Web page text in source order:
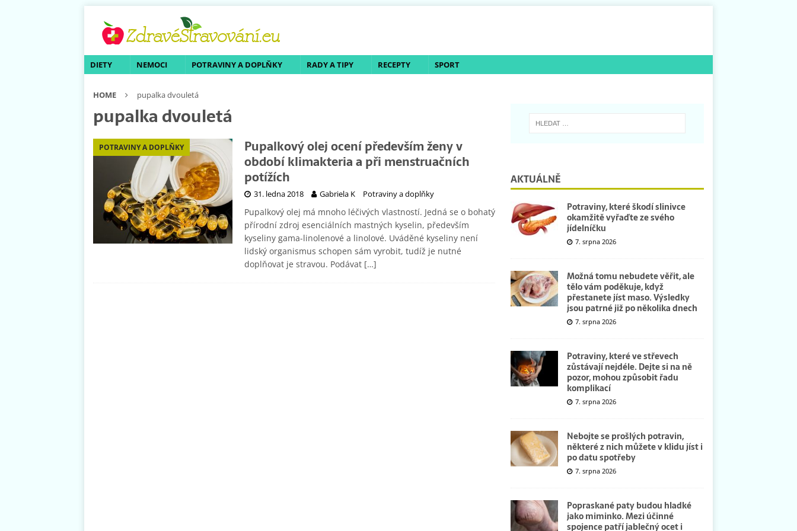
DIETY NEMOCI POTRAVINY A DOPLŇKY RADY A TIPY RECEPTY SPORT
HOME pupalka dvouletá
pupalka dvouletá
POTRAVINY A DOPLŇKY
Pupalkový olej ocení především ženy v
období klimakteria a při menstruačních
potížích
31. ledna 2018 Gabriela K Potraviny a doplňky
Pupalkový olej má mnoho léčivých vlastností. Jedná se o bohatý
přírodní zdroj esenciálních mastných kyselin, především
kyseliny gama-linolenové a linolové. Uváděné kyseliny není
lidský organismus schopen sám vyrobit, tudíž je nutné
doplňovat je stravou. Podávat […]
AKTUÁLNĚ
Potraviny, které škodí slinivce
okamžitě vyřaďte ze svého
jídelníčku
7. srpna 2026
Možná tomu nebudete věřit, ale
tělo vám poděkuje, když
přestanete jíst maso. Výsledky
jsou patrné již po několika dnech
7. srpna 2026
Potraviny, které ve střevech
zůstávají nejdéle. Dejte si na ně
pozor, mohou způsobit řadu
komplikací
7. srpna 2026
Nebojte se prošlých potravin,
některé z nich můžete v klidu jíst i
po datu spotřeby
7. srpna 2026
Popraskané paty budou hladké
jako miminko. Mezi účinné
spojence patří jablečný ocet i